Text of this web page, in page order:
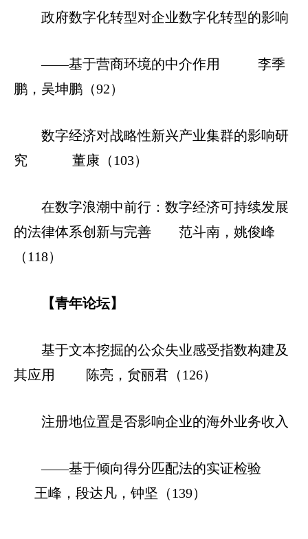
政府数字化转型对企业数字化转型的影响
——基于营商环境的中介作用
李季
鹏，吴坤鹏（92）
数字经济对战略性新兴产业集群的影响研
究
董康（103）
在数字浪潮中前行：数字经济可持续发展
的法律体系创新与完善 范斗南，姚俊峰
（118）
【青年论坛】
基于文本挖掘的公众失业感受指数构建及
其应用
陈亮，贠丽君（126）
注册地位置是否影响企业的海外业务收入
——基于倾向得分匹配法的实证检验
王峰，段达凡，钟坚（139）